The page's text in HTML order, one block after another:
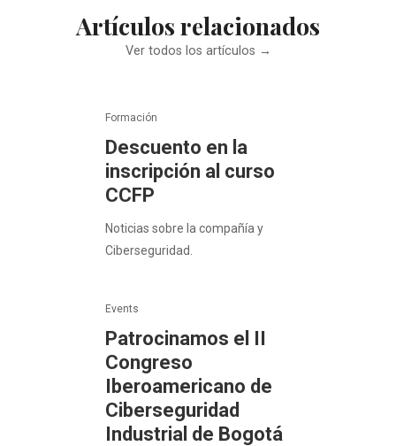
Artículos relacionados
Ver todos los artículos →
Formación
Descuento en la
inscripción al curso
CCFP
Noticias sobre la compañía y
Ciberseguridad.
Events
Patrocinamos el II
Congreso
Iberoamericano de
Ciberseguridad
Industrial de Bogotá